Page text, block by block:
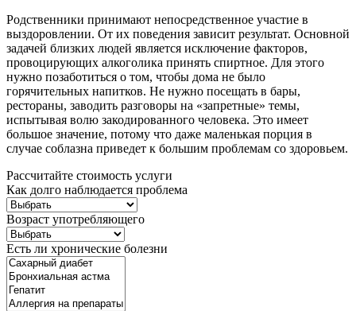
Родственники принимают непосредственное участие в
выздоровлении. От их поведения зависит результат. Основной
задачей близких людей является исключение факторов,
провоцирующих алкоголика принять спиртное. Для этого
нужно позаботиться о том, чтобы дома не было
горячительных напитков. Не нужно посещать в бары,
рестораны, заводить разговоры на «запретные» темы,
испытывая волю закодированного человека. Это имеет
большое значение, потому что даже маленькая порция в
случае соблазна приведет к большим проблемам со здоровьем.
Рассчитайте стоимость услуги
Как долго наблюдается проблема
Возраст употребляющего
Есть ли хронические болезни